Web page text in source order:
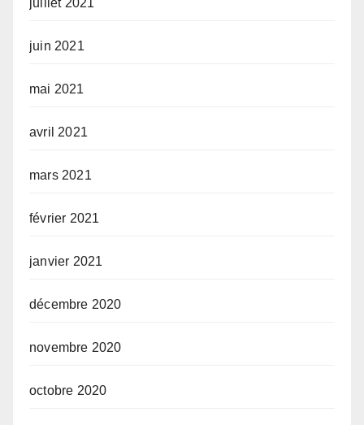
juin 2021
mai 2021
avril 2021
mars 2021
février 2021
janvier 2021
décembre 2020
novembre 2020
octobre 2020